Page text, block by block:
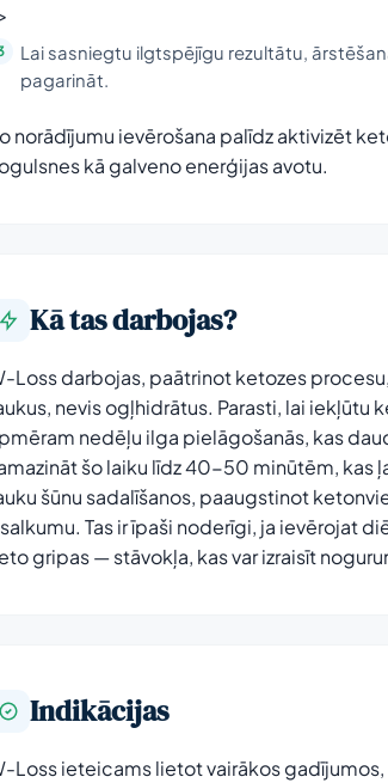
Lai sasniegtu ilgtspējīgu rezultātu,
pagarināt.
norādījumu ievērošana palīdz aktivizēt
kā galveno enerģijas avotu.
Kā tas darbojas?
Loss darbojas, paātrinot ketozes
nevis ogļhidrātus. Parasti, lai
nedēļu ilga pielāgošanās, kas
šo laiku līdz 40-50 minūtēm, kas
šūnu sadalīšanos, paaugstinot
Tas ir īpaši noderīgi, ja ievērojat
gripas — stāvokļa, kas var izraisīt
Indikācijas
Loss ieteicams lietot vairākos